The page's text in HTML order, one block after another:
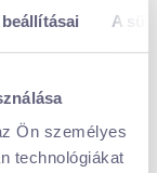
A
Ön személyes
technológiákat